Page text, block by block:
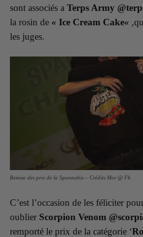
sont associés a Terps Army
la rosin de « Ice Cream Cake« ,
les juges.
Remise des prix de la Spannabis – Crédits Mor @ Fb
C’est l’occasion de les féliciter
oublier Scorpion Venom
remporté le prix de la catégorie ‘